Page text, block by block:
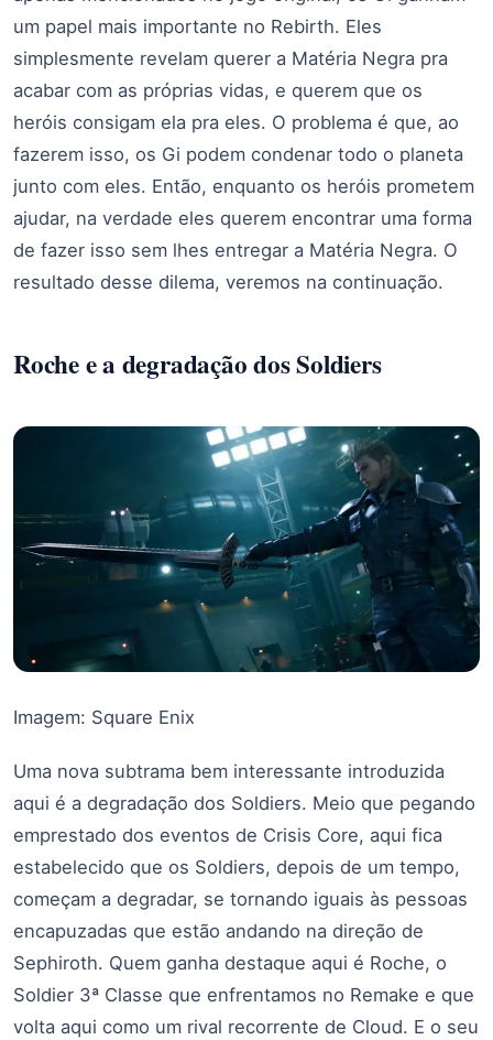
um papel mais importante no Rebirth. Eles
simplesmente revelam querer a Matéria Negra pra
acabar com as próprias vidas, e querem que os
heróis consigam ela pra eles. O problema é que, ao
fazerem isso, os Gi podem condenar todo o planeta
junto com eles. Então, enquanto os heróis prometem
ajudar, na verdade eles querem encontrar uma forma
de fazer isso sem lhes entregar a Matéria Negra. O
resultado desse dilema, veremos na continuação.
Roche e a degradação dos Soldiers
Imagem: Square Enix
Uma nova subtrama bem interessante introduzida
aqui é a degradação dos Soldiers. Meio que pegando
emprestado dos eventos de Crisis Core, aqui fica
estabelecido que os Soldiers, depois de um tempo,
começam a degradar, se tornando iguais às pessoas
encapuzadas que estão andando na direção de
Sephiroth. Quem ganha destaque aqui é Roche, o
Soldier 3ª Classe que enfrentamos no Remake e que
volta aqui como um rival recorrente de Cloud. E o seu